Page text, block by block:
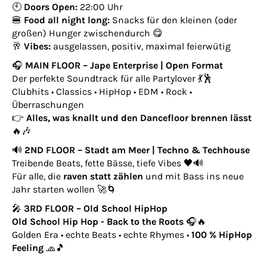
🕙 Doors Open: 22:00 Uhr
🍔 Food all night long: Snacks für den kleinen (oder
großen) Hunger zwischendurch 😋
🥂 Vibes: ausgelassen, positiv, maximal feierwütig
🎧 MAIN FLOOR – Jape Enterprise | Open Format
Der perfekte Soundtrack für alle Partylover 💃🕺
Clubhits • Classics • HipHop • EDM • Rock •
Überraschungen
👉 Alles, was knallt und den Dancefloor brennen lässt
🔥🎶
🔊 2ND FLOOR – Stadt am Meer | Techno & Techhouse
Treibende Beats, fette Bässe, tiefe Vibes 🖤🔊
Für alle, die raven statt zählen und mit Bass ins neue
Jahr starten wollen 🚀🌀
🎤 3RD FLOOR – Old School HipHop
Old School Hip Hop - Back to the Roots 🎧🔥
Golden Era • echte Beats • echte Rhymes • 100 % HipHop
Feeling 🧢🎵